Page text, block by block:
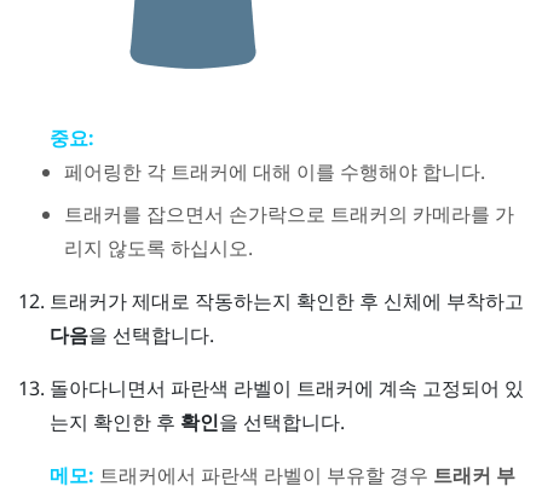
중요:
페어링한 각 트래커에 대해 이를 수행해야 합니다.
트래커를 잡으면서 손가락으로 트래커의 카메라를 가
리지 않도록 하십시오.
트래커가 제대로 작동하는지 확인한 후 신체에 부착하고
다음을 선택합니다.
돌아다니면서 파란색 라벨이 트래커에 계속 고정되어 있
는지 확인한 후 확인을 선택합니다.
메모: 트래커에서 파란색 라벨이 부유할 경우 트래커 부